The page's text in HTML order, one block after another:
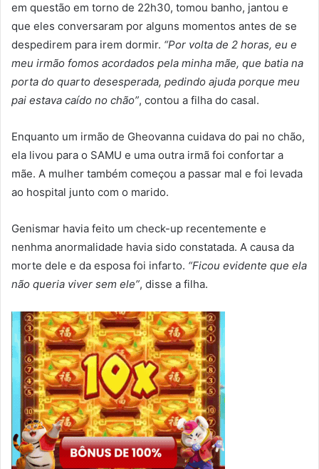
em questão em torno de 22h30, tomou banho, jantou e
que eles conversaram por alguns momentos antes de se
despedirem para irem dormir. “Por volta de 2 horas, eu e
meu irmão fomos acordados pela minha mãe, que batia na
porta do quarto desesperada, pedindo ajuda porque meu
pai estava caído no chão”, contou a filha do casal.
Enquanto um irmão de Gheovanna cuidava do pai no chão,
ela livou para o SAMU e uma outra irmã foi confortar a
mãe. A mulher também começou a passar mal e foi levada
ao hospital junto com o marido.
Genismar havia feito um check-up recentemente e
nenhma anormalidade havia sido constatada. A causa da
morte dele e da esposa foi infarto. “Ficou evidente que ela
não queria viver sem ele”, disse a filha.